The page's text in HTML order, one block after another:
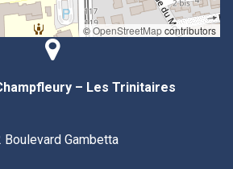
©OpenStreetMapcontributors
– Les Trinitaires
Boulevard Gambetta